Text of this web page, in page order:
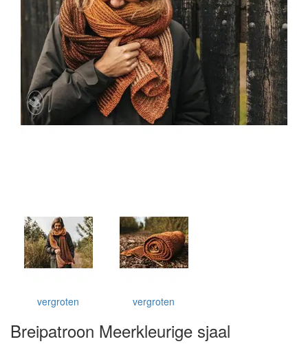
vergroten vergroten
Breipatroon Meerkleurige sjaal